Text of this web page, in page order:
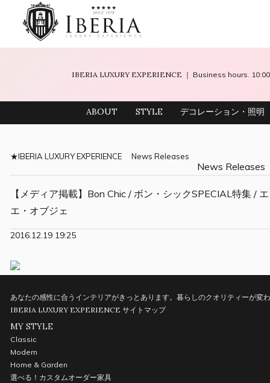
IBERIA LUXURY EXPERIENCE ｜ Business hours.
ABOUT STYLE デコレーション・照明
IBERIA LUXURY EXPERIENCE News Releases
News Releases
【メディア掲載】Bon Chic / ボン・シックSPECIAL特集 /
エ・オブジェ
2016.12.19 19:25
あなたの感性に合うインテリアがきっとあります。暮らしのクオリティーが変
IBERIA LUXURY EXPERIENCE サイトマップ
MY STYLE
Classic
Modern
Home & Garden
選べる！カスタムオーダー家具